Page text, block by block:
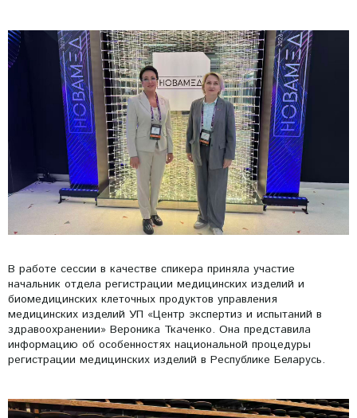
В работе сессии в качестве спикера приняла участие
начальник отдела регистрации медицинских изделий и
биомедицинских клеточных продуктов управления
медицинских изделий УП «Центр экспертиз и испытаний в
здравоохранении» Вероника Ткаченко. Она представила
информацию об особенностях национальной процедуры
регистрации медицинских изделий в Республике Беларусь.